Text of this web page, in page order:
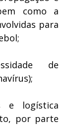
como a
para
de
e logística
por parte